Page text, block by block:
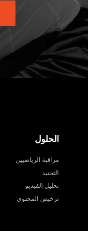
الحلول
مراقبة الرياضيين
التجنيد
تحليل الفيديو
ترخيص المحتوى